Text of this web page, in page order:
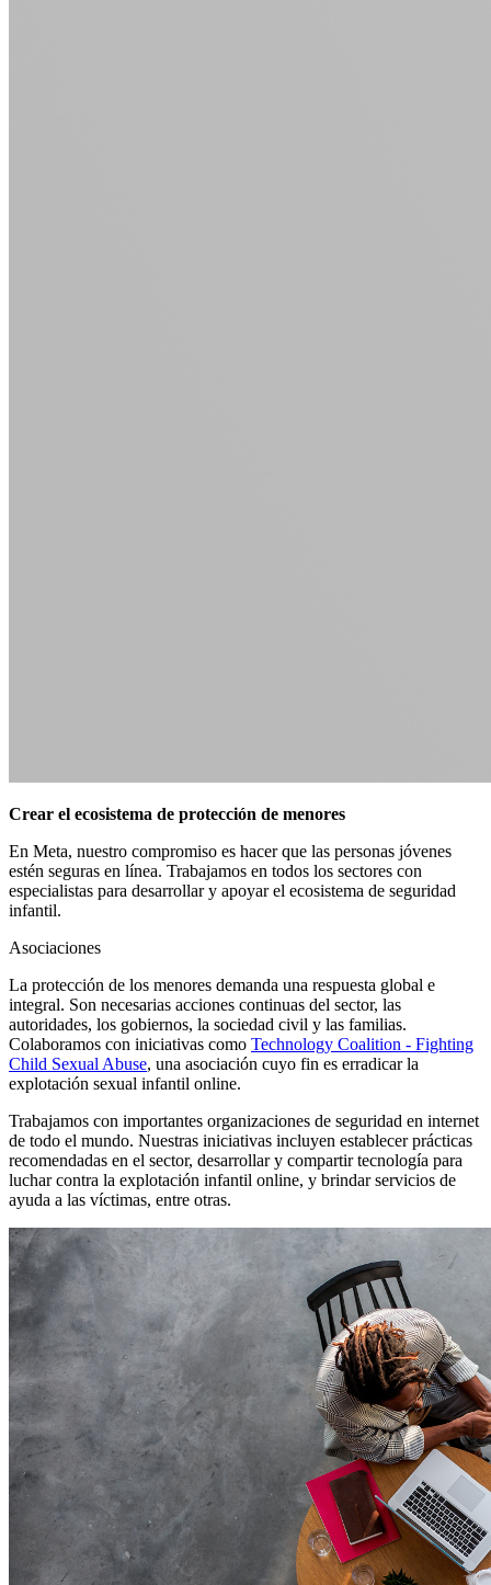
Crear el ecosistema de protección de menores
En Meta, nuestro compromiso es hacer que las personas jóvenes
estén seguras en línea. Trabajamos en todos los sectores con
especialistas para desarrollar y apoyar el ecosistema de seguridad
infantil.
Asociaciones
La protección de los menores demanda una respuesta global e
integral. Son necesarias acciones continuas del sector, las
autoridades, los gobiernos, la sociedad civil y las familias.
Colaboramos con iniciativas como Technology Coalition - Fighting
Child Sexual Abuse, una asociación cuyo fin es erradicar la
explotación sexual infantil online.
Trabajamos con importantes organizaciones de seguridad en internet
de todo el mundo. Nuestras iniciativas incluyen establecer prácticas
recomendadas en el sector, desarrollar y compartir tecnología para
luchar contra la explotación infantil online, y brindar servicios de
ayuda a las víctimas, entre otras.